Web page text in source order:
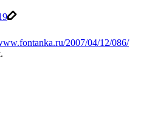
2007/04/12/086/